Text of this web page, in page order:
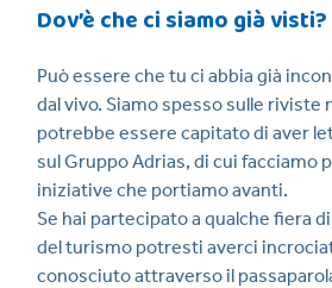
Dov’è che ci siamo già visti?
Può essere che tu ci abbia già
dal vivo. Siamo spesso sulle riviste
potrebbe essere capitato di aver
sul Gruppo Adrias, di cui facciamo
iniziative che portiamo avanti.
Se hai partecipato a qualche fiera
del turismo potresti averci
conosciuto attraverso il